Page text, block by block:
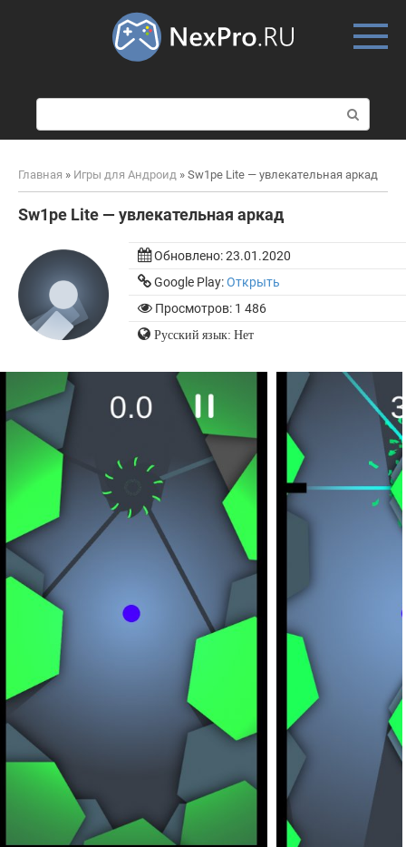
о
и
к
Главная » Игры для Андроид » Sw1pe Lite — увлекательная аркад
Sw1pe Lite — увлекательная аркад
Обновлено:23.01.2020
Google Play:Открыть
Просмотров: 1 486
Русский язык: Нет